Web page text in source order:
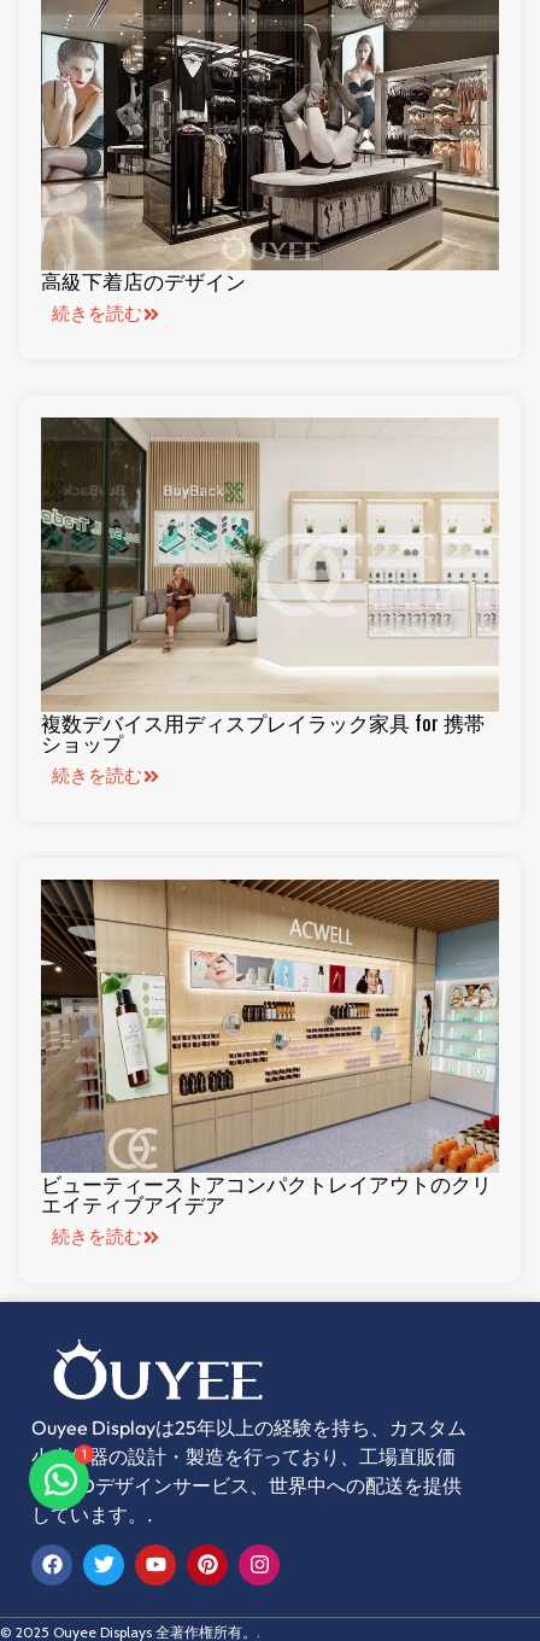
高級下着店のデザイン
続きを読む
複数デバイス用ディスプレイラック家具 for 携帯
ショップ
続きを読む
ビューティーストアコンパクトレイアウトのクリ
エイティブアイデア
続きを読む
Ouyee Displayは25年以上の経験を持ち、カスタム
小売什器の設計・製造を行っており、工場直販価
格、3Dデザインサービス、世界中への配送を提供
しています。.
1
© 2025 Ouyee Displays 全著作権所有。.